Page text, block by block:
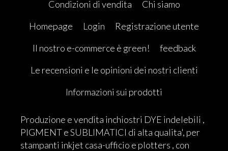
Condizioni di vendita
Chi siamo
Homepage
Login
Registrazione utente
Il nostro e-commerce è green!
feedback
Le recensioni e le opinioni dei nostri clienti
Informazioni sui prodotti
Produzione e vendita inchiostri DYE indelebili ,
PIGMENT e SUBLIMATICI di alta qualita', per
stampanti inkjet casa-ufficio e plotters , con